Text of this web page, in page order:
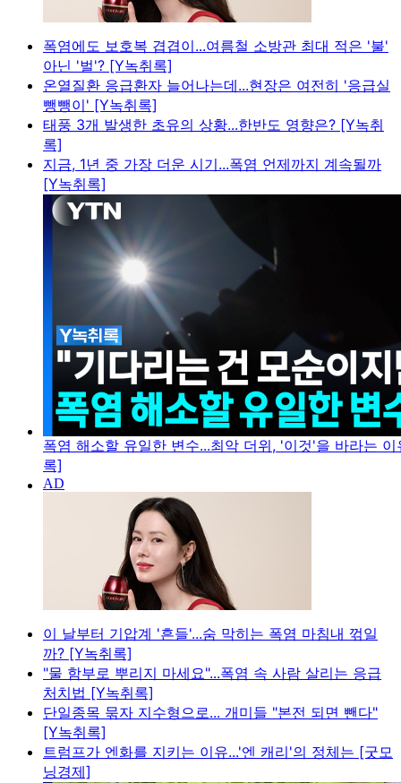
폭염에도 보호복 겹겹이...여름철 소방관 최대 적은 '불'
아닌 '벌'? [Y녹취록]
온열질환 응급환자 늘어나는데...현장은 여전히 '응급실
뺑뺑이' [Y녹취록]
태풍 3개 발생한 초유의 상황...한반도 영향은? [Y녹취
록]
지금, 1년 중 가장 더운 시기...폭염 언제까지 계속될까
[Y녹취록]
폭염 해소할 유일한 변수...최악 더위, '이것'을 바라는
록]
이 날부터 기압계 '흔들'...숨 막히는 폭염 마침내 꺾일
까? [Y녹취록]
"물 함부로 뿌리지 마세요"...폭염 속 사람 살리는 응급
처치법 [Y녹취록]
단일종목 묶자 지수형으로... 개미들 "본전 되면 뺀다"
[Y녹취록]
트럼프가 엔화를 지키는 이유...'엔 캐리'의 정체는 [굿모
닝경제]